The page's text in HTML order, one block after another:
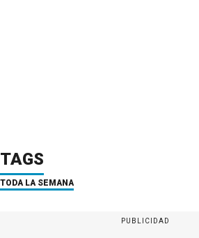
TAGS
TODA LA SEMANA
PUBLICIDAD